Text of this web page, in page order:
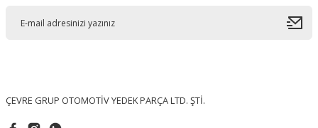
ÇEVRE GRUP OTOMOTİV YEDEK PARÇA LTD. ŞTİ.